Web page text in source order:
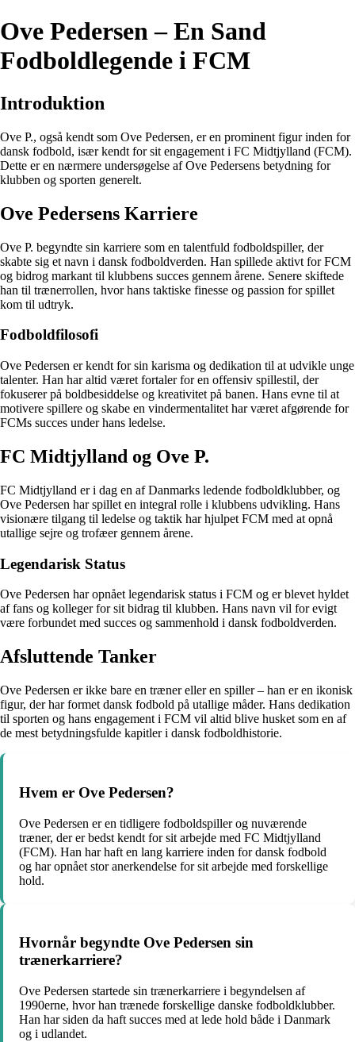
Ove Pedersen – En Sand
Fodboldlegende i FCM
Introduktion
Ove P., også kendt som Ove Pedersen, er en prominent figur inden for
dansk fodbold, især kendt for sit engagement i FC Midtjylland (FCM).
Dette er en nærmere undersøgelse af Ove Pedersens betydning for
klubben og sporten generelt.
Ove Pedersens Karriere
Ove P. begyndte sin karriere som en talentfuld fodboldspiller, der
skabte sig et navn i dansk fodboldverden. Han spillede aktivt for FCM
og bidrog markant til klubbens succes gennem årene. Senere skiftede
han til trænerrollen, hvor hans taktiske finesse og passion for spillet
kom til udtryk.
Fodboldfilosofi
Ove Pedersen er kendt for sin karisma og dedikation til at udvikle unge
talenter. Han har altid været fortaler for en offensiv spillestil, der
fokuserer på boldbesiddelse og kreativitet på banen. Hans evne til at
motivere spillere og skabe en vindermentalitet har været afgørende for
FCMs succes under hans ledelse.
FC Midtjylland og Ove P.
FC Midtjylland er i dag en af ​​Danmarks ledende fodboldklubber, og
Ove Pedersen har spillet en integral rolle i klubbens udvikling. Hans
visionære tilgang til ledelse og taktik har hjulpet FCM med at opnå
utallige sejre og trofæer gennem årene.
Legendarisk Status
Ove Pedersen har opnået legendarisk status i FCM og er blevet hyldet
af fans og kolleger for sit bidrag til klubben. Hans navn vil for evigt
være forbundet med succes og sammenhold i dansk fodboldverden.
Afsluttende Tanker
Ove Pedersen er ikke bare en træner eller en spiller – han er en ikonisk
figur, der har formet dansk fodbold på utallige måder. Hans dedikation
til sporten og hans engagement i FCM vil altid blive husket som en af
de mest betydningsfulde kapitler i dansk fodboldhistorie.
Hvem er Ove Pedersen?
Ove Pedersen er en tidligere fodboldspiller og nuværende
træner, der er bedst kendt for sit arbejde med FC Midtjylland
(FCM). Han har haft en lang karriere inden for dansk fodbold
og har opnået stor anerkendelse for sit arbejde med forskellige
hold.
Hvornår begyndte Ove Pedersen sin
trænerkarriere?
Ove Pedersen startede sin trænerkarriere i begyndelsen af
1990erne, hvor han trænede forskellige danske fodboldklubber.
Han har siden da haft succes med at lede hold både i Danmark
og i udlandet.